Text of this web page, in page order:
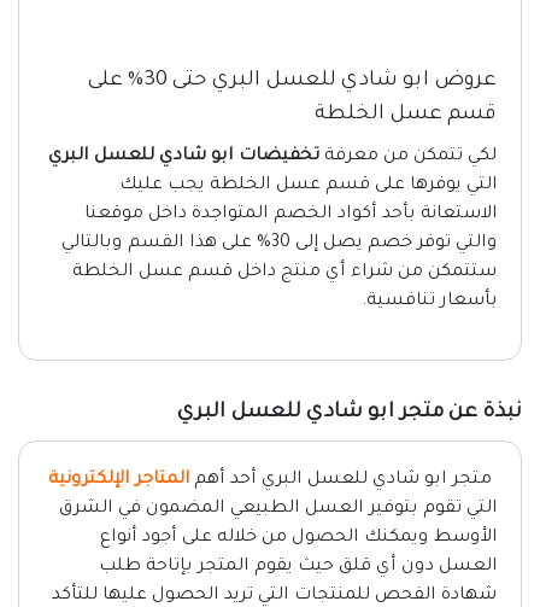
عروض ابو شادي للعسل البري حتى 30% على
قسم عسل الخلطة
لكي تتمكن من معرفة تخفيضات ابو شادي للعسل البري
التي يوفرها على قسم عسل الخلطة يجب عليك
الاستعانة بأحد أكواد الخصم المتواجدة داخل موقعنا
والتي توفر خصم يصل إلى 30% على هذا القسم وبالتالي
ستتمكن من شراء أي منتج داخل قسم عسل الخلطة
بأسعار تنافسية.
نبذة عن متجر ابو شادي للعسل البري
متجر ابو شادي للعسل البري أحد أهم المتاجر الإلكترونية
التي تقوم بتوفير العسل الطبيعي المضمون في الشرق
الأوسط ويمكنك الحصول من خلاله على أجود أنواع
العسل دون أي قلق حيث يقوم المتجر بإتاحة طلب
شهادة الفحص للمنتجات التي تريد الحصول عليها للتأكد